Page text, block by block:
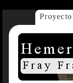
Proyecto